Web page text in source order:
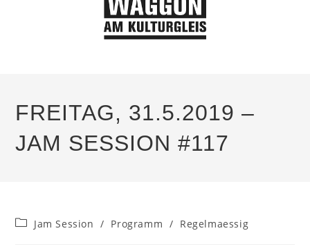
FREITAG, 31.5.2019 –
JAM SESSION #117
Beitrags-
Jam Session / Programm / Regelmaessig